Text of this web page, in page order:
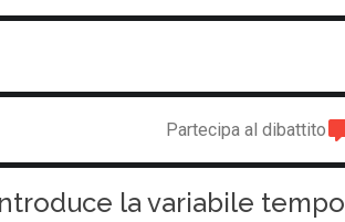
Partecipa al dibattito
la variabile tempo